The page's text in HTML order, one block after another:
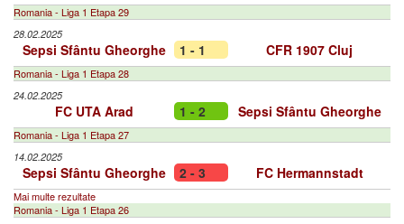
Romania - Liga 1 Etapa 29
28.02.2025
Sepsi Sfântu Gheorghe 1 - 1 CFR 1907 Cluj
Romania - Liga 1 Etapa 28
24.02.2025
FC UTA Arad 1 - 2 Sepsi Sfântu Gheorghe
Romania - Liga 1 Etapa 27
14.02.2025
Sepsi Sfântu Gheorghe 2 - 3 FC Hermannstadt
Mai multe rezultate
Romania - Liga 1 Etapa 26